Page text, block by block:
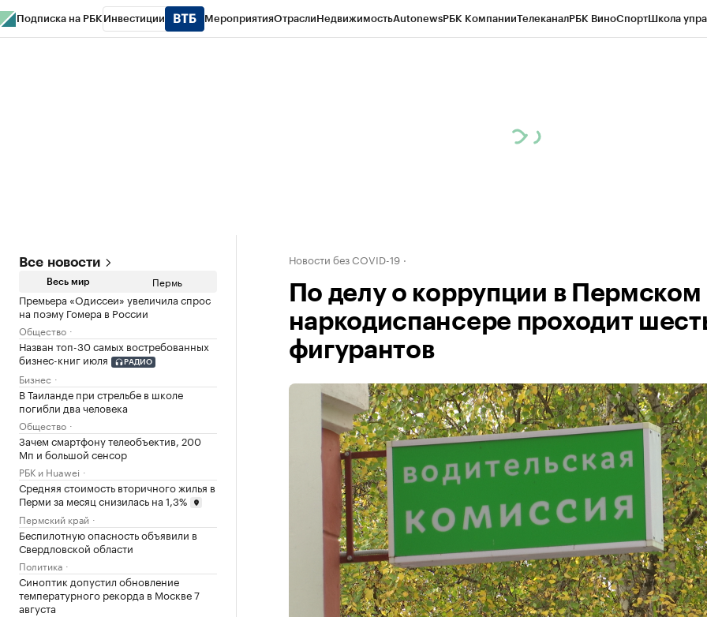
Подписка на РБК Инвестиции МероприятияОтраслиНедвижимостьAutonewsРБК КомпанииТелеканалРБК ВиноСпортШкола
Все новости
Весь мир Пермь
Премьера «Одиссеи» увеличила спрос
на поэму Гомера в России
Общество
Назван топ-30 самых востребованных
бизнес-книг июля
РАДИО
Бизнес
В Таиланде при стрельбе в школе
погибли два человека
Общество
Зачем смартфону телеобъектив, 200
Мп и большой сенсор
РБК и Huawei
Средняя стоимость вторичного жилья в
Перми за месяц снизилась на 1,3%
Пермский край
Беспилотную опасность объявили в
Свердловской области
Политика
Синоптик допустил обновление
температурного рекорда в Москве 7
августа
Новости без COVID-19
По делу о коррупции в Пермском
наркодиспансере проходит
фигурантов